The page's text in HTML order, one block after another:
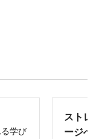
学び
ストレ
ージへ